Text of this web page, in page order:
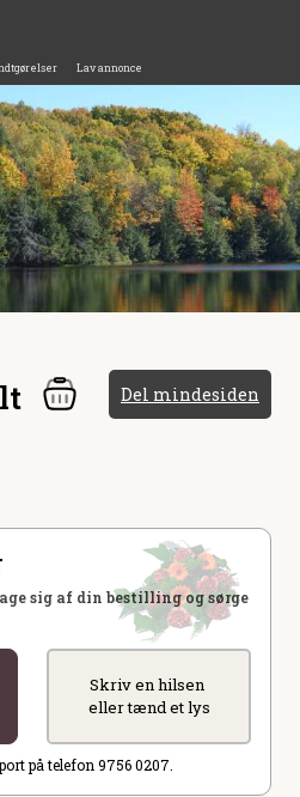
Lav annonce
Del mindesiden
sig af din bestilling og sørge
Skriv en hilsen
eller tænd et lys
på telefon 9756 0207.